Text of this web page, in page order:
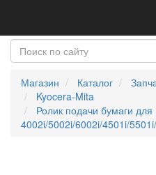
Магазин Каталог
Kyocera-Mita
Ролик подачи бумаги
4002i/5002i/6002i/4501i/